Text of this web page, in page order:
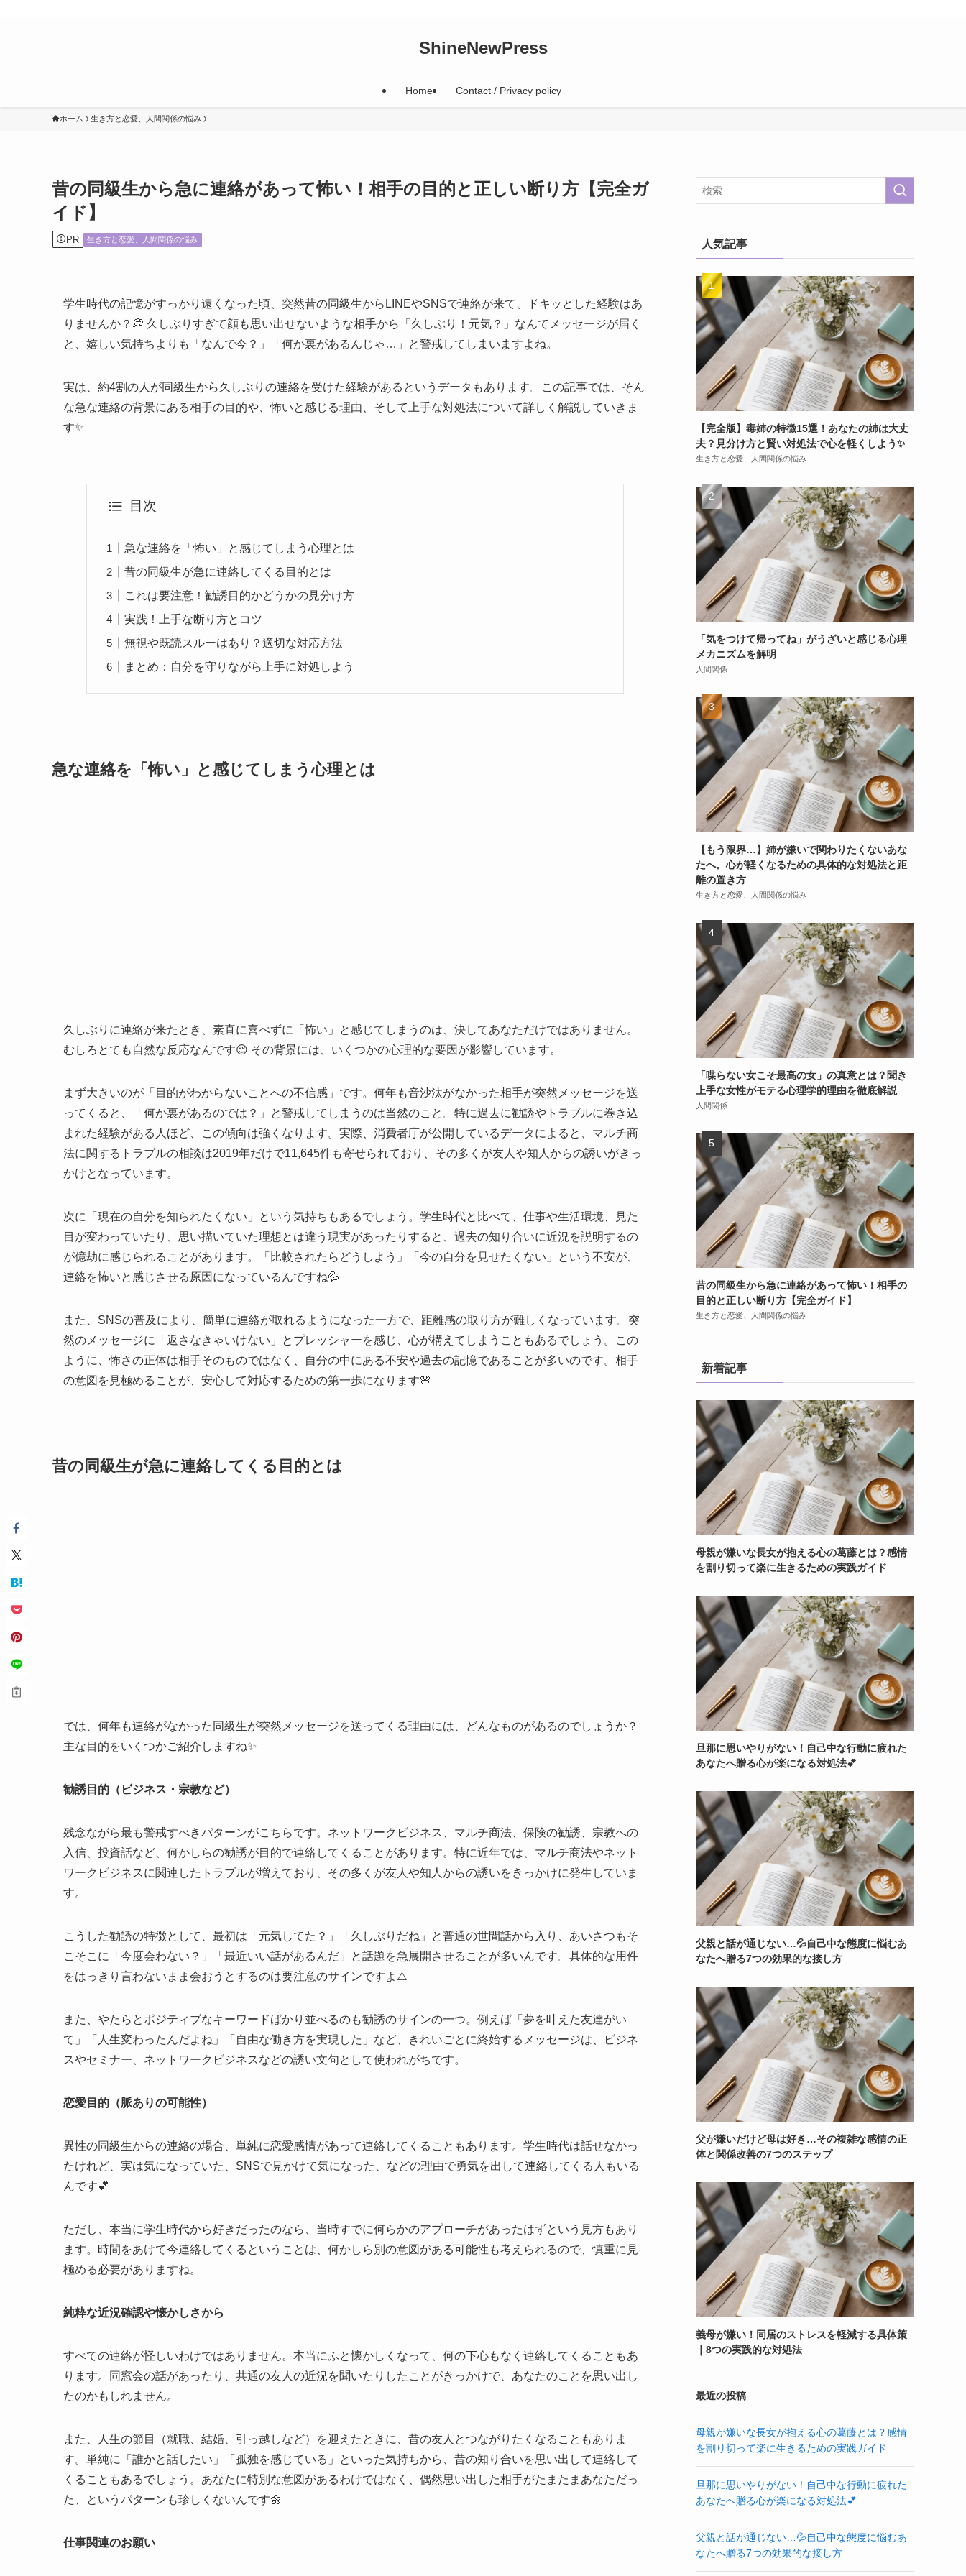
ShineNewPress
Home Contact / Privacy policy
ホーム 生き方と恋愛、人間関係の悩み
昔の同級生から急に連絡があって怖い！相手の目的と正しい断り方【完全ガ
イド】
PR 生き方と恋愛、人間関係の悩み
学生時代の記憶がすっかり遠くなった頃、突然昔の同級生からLINEやSNSで連絡が来て、ドキッとした経験はあ
りませんか？💭 久しぶりすぎて顔も思い出せないような相手から「久しぶり！元気？」なんてメッセージが届く
と、嬉しい気持ちよりも「なんで今？」「何か裏があるんじゃ…」と警戒してしまいますよね。
実は、約4割の人が同級生から久しぶりの連絡を受けた経験があるというデータもあります。この記事では、そん
な急な連絡の背景にある相手の目的や、怖いと感じる理由、そして上手な対処法について詳しく解説していきま
す✨
目次
急な連絡を「怖い」と感じてしまう心理とは
昔の同級生が急に連絡してくる目的とは
これは要注意！勧誘目的かどうかの見分け方
実践！上手な断り方とコツ
無視や既読スルーはあり？適切な対応方法
まとめ：自分を守りながら上手に対処しよう
急な連絡を「怖い」と感じてしまう心理とは
久しぶりに連絡が来たとき、素直に喜べずに「怖い」と感じてしまうのは、決してあなただけではありません。
むしろとても自然な反応なんです😌 その背景には、いくつかの心理的な要因が影響しています。
まず大きいのが「目的がわからないことへの不信感」です。何年も音沙汰がなかった相手が突然メッセージを送
ってくると、「何か裏があるのでは？」と警戒してしまうのは当然のこと。特に過去に勧誘やトラブルに巻き込
まれた経験がある人ほど、この傾向は強くなります。実際、消費者庁が公開しているデータによると、マルチ商
法に関するトラブルの相談は2019年だけで11,645件も寄せられており、その多くが友人や知人からの誘いがきっ
かけとなっています。
次に「現在の自分を知られたくない」という気持ちもあるでしょう。学生時代と比べて、仕事や生活環境、見た
目が変わっていたり、思い描いていた理想とは違う現実があったりすると、過去の知り合いに近況を説明するの
が億劫に感じられることがあります。「比較されたらどうしよう」「今の自分を見せたくない」という不安が、
連絡を怖いと感じさせる原因になっているんですね💦
また、SNSの普及により、簡単に連絡が取れるようになった一方で、距離感の取り方が難しくなっています。突
然のメッセージに「返さなきゃいけない」とプレッシャーを感じ、心が構えてしまうこともあるでしょう。この
ように、怖さの正体は相手そのものではなく、自分の中にある不安や過去の記憶であることが多いのです。相手
の意図を見極めることが、安心して対応するための第一歩になります🌸
昔の同級生が急に連絡してくる目的とは
では、何年も連絡がなかった同級生が突然メッセージを送ってくる理由には、どんなものがあるのでしょうか？
主な目的をいくつかご紹介しますね✨
勧誘目的（ビジネス・宗教など）
残念ながら最も警戒すべきパターンがこちらです。ネットワークビジネス、マルチ商法、保険の勧誘、宗教への
入信、投資話など、何かしらの勧誘が目的で連絡してくることがあります。特に近年では、マルチ商法やネット
ワークビジネスに関連したトラブルが増えており、その多くが友人や知人からの誘いをきっかけに発生していま
す。
こうした勧誘の特徴として、最初は「元気してた？」「久しぶりだね」と普通の世間話から入り、あいさつもそ
こそこに「今度会わない？」「最近いい話があるんだ」と話題を急展開させることが多いんです。具体的な用件
をはっきり言わないまま会おうとするのは要注意のサインですよ⚠️
また、やたらとポジティブなキーワードばかり並べるのも勧誘のサインの一つ。例えば「夢を叶えた友達がい
て」「人生変わったんだよね」「自由な働き方を実現した」など、きれいごとに終始するメッセージは、ビジネ
スやセミナー、ネットワークビジネスなどの誘い文句として使われがちです。
恋愛目的（脈ありの可能性）
異性の同級生からの連絡の場合、単純に恋愛感情があって連絡してくることもあります。学生時代は話せなかっ
たけれど、実は気になっていた、SNSで見かけて気になった、などの理由で勇気を出して連絡してくる人もいる
んです💕
ただし、本当に学生時代から好きだったのなら、当時すでに何らかのアプローチがあったはずという見方もあり
ます。時間をあけて今連絡してくるということは、何かしら別の意図がある可能性も考えられるので、慎重に見
極める必要がありますね。
純粋な近況確認や懐かしさから
すべての連絡が怪しいわけではありません。本当にふと懐かしくなって、何の下心もなく連絡してくることもあ
ります。同窓会の話があったり、共通の友人の近況を聞いたりしたことがきっかけで、あなたのことを思い出し
たのかもしれません。
また、人生の節目（就職、結婚、引っ越しなど）を迎えたときに、昔の友人とつながりたくなることもありま
す。単純に「誰かと話したい」「孤独を感じている」といった気持ちから、昔の知り合いを思い出して連絡して
くることもあるでしょう。あなたに特別な意図があるわけではなく、偶然思い出した相手がたまたまあなただっ
た、というパターンも珍しくないんです🌼
仕事関連のお願い
人気記事
【完全版】毒姉の特徴15選！あなたの姉は大丈
夫？見分け方と賢い対処法で心を軽くしよう✨
生き方と恋愛、人間関係の悩み
「気をつけて帰ってね」がうざいと感じる心理
メカニズムを解明
人間関係
【もう限界…】姉が嫌いで関わりたくないあな
たへ。心が軽くなるための具体的な対処法と距
離の置き方
生き方と恋愛、人間関係の悩み
「喋らない女こそ最高の女」の真意とは？聞き
上手な女性がモテる心理学的理由を徹底解説
人間関係
昔の同級生から急に連絡があって怖い！相手の
目的と正しい断り方【完全ガイド】
生き方と恋愛、人間関係の悩み
新着記事
母親が嫌いな長女が抱える心の葛藤とは？感情
を割り切って楽に生きるための実践ガイド
旦那に思いやりがない！自己中な行動に疲れた
あなたへ贈る心が楽になる対処法💕
父親と話が通じない…💦自己中な態度に悩むあ
なたへ贈る7つの効果的な接し方
父が嫌いだけど母は好き…その複雑な感情の正
体と関係改善の7つのステップ
義母が嫌い！同居のストレスを軽減する具体策
｜8つの実践的な対処法
最近の投稿
母親が嫌いな長女が抱える心の葛藤とは？感情
を割り切って楽に生きるための実践ガイド
旦那に思いやりがない！自己中な行動に疲れた
あなたへ贈る心が楽になる対処法💕
父親と話が通じない…💦自己中な態度に悩むあ
なたへ贈る7つの効果的な接し方